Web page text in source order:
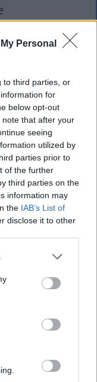
Personal
to third parties, or
for
below opt-out
that after your
seeing
utilized by
parties prior to
of the further
third parties on the
information may
the IAB’s List of
disclose it to other
tam nie
wieków
ma
na
Adama
nas
i dym z
postępu